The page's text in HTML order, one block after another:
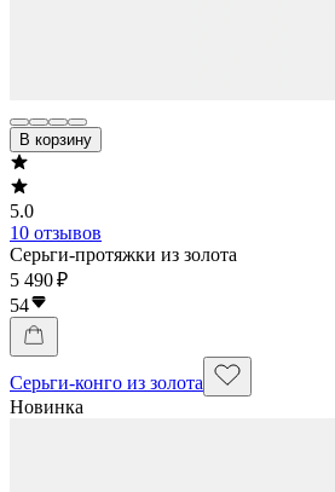
В корзину
5.0
10 отзывов
Серьги-протяжки из золота
5 490 ₽
54
Серьги-конго из золота
Новинка